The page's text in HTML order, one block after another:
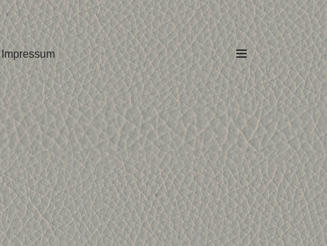
Impressum